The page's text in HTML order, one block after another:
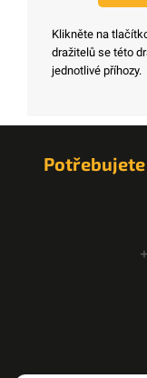
Klikněte na
dražitelů se této
jednotlivé příhozy.